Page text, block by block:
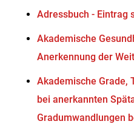
Adressbuch - Eintrag
Akademische
Anerkennung der
Akademische Grade,
bei anerkannten
Gradumwandlungen